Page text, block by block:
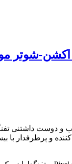
کننده و پرطرفدار با بیش از 100 میلیون دانلود